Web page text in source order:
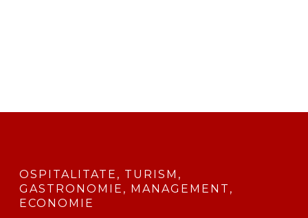
OSPITALITATE, TURISM,
GASTRONOMIE, MANAGEMENT,
ECONOMIE